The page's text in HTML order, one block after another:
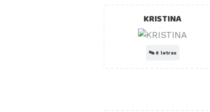
KRISTINA
🔤 8 letras